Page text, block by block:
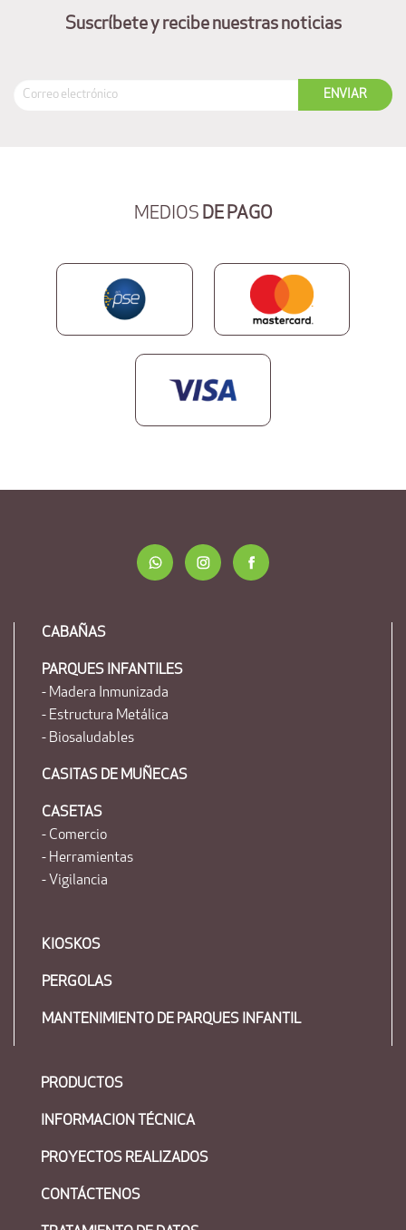
Suscríbete y recibe nuestras noticias
MEDIOS DE PAGO
CABAÑAS
PARQUES INFANTILES
- Madera Inmunizada
- Estructura Metálica
- Biosaludables
CASITAS DE MUÑECAS
CASETAS
- Comercio
- Herramientas
- Vigilancia
KIOSKOS
PERGOLAS
MANTENIMIENTO DE PARQUES INFANTIL
PRODUCTOS
INFORMACION TÉCNICA
PROYECTOS REALIZADOS
CONTÁCTENOS